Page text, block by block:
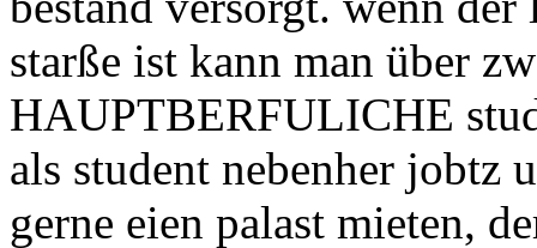
starße ist kann man über
HAUPTBERFULICHE
als student nebenher jobtz
gerne eien palast mieten,